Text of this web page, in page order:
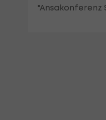
"Ansakonferenz